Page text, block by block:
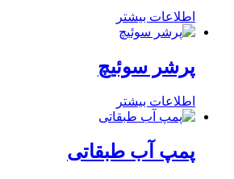
اطلاعات بیشتر
پرشر سوئیچ
اطلاعات بیشتر
پمپ آب طبقاتی